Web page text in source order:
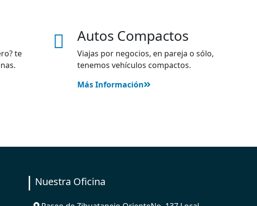
te
Autos Compactos
Viajas por negocios, en pareja o sólo,
tenemos vehículos compactos.
Más Información
Nuestra Oficina